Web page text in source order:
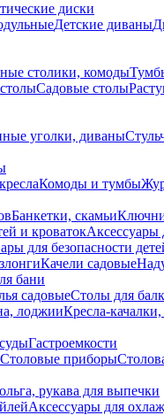
диски
Детские диваны
столики, комоды
Садовые столы
уголки, диваны
Комоды и тумбы
Банкетки, скамьи
и кроватокАксессуары
для безопасности
Качели садовые
бани
садовыеСтолы для
лоджииКресла-
Гастроемкости
Столовые приборы
рукава для выпечки
Аксессуары для